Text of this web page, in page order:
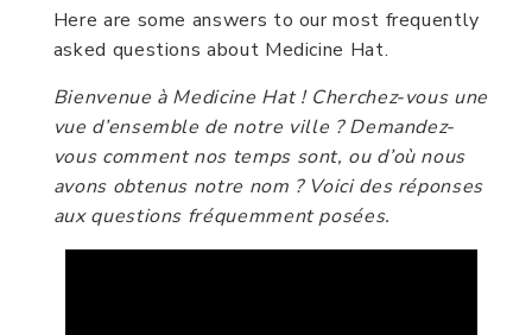
Here are some answers to our most frequently
asked questions about Medicine Hat.
Bienvenue à Medicine Hat ! Cherchez-vous une
vue d’ensemble de notre ville ? Demandez-
vous comment nos temps sont, ou d’où nous
avons obtenus notre nom ? Voici des réponses
aux questions fréquemment posées.